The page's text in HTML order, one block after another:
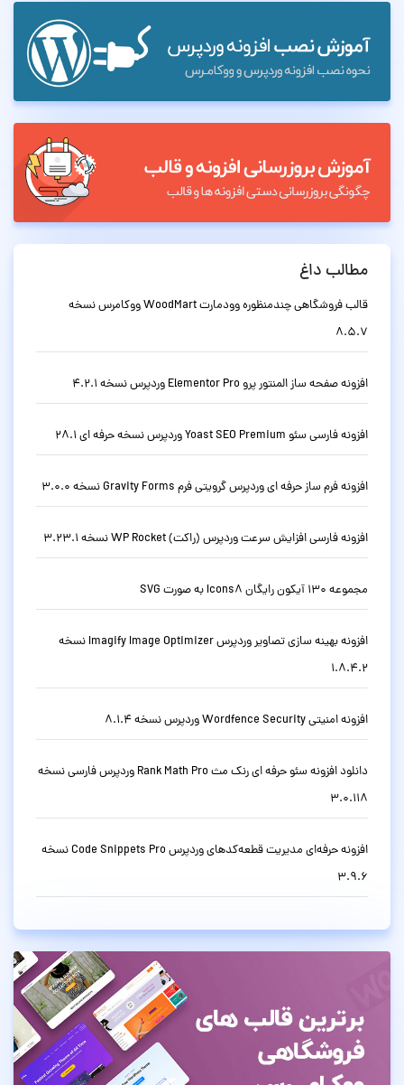
مطالب داغ
قالب فروشگاهی چندمنظوره وودمارت WoodMart ووکامرس نسخه
8.5.7
افزونه صفحه ساز المنتور پرو Elementor Pro وردپرس نسخه 4.2.1
افزونه فارسی سئو Yoast SEO Premium وردپرس نسخه حرفه ای 28.1
افزونه فرم ساز حرفه ای وردپرس گرویتی فرم Gravity Forms نسخه 3.0.0
افزونه فارسی افزایش سرعت وردپرس (راکت) WP Rocket نسخه 3.23.1
مجموعه 130 آیکون رایگان Icons8 به صورت SVG
افزونه بهینه سازی تصاویر وردپرس Imagify Image Optimizer نسخه
1.8.4.2
افزونه امنیتی Wordfence Security وردپرس نسخه 8.1.4
دانلود افزونه سئو حرفه ای رنک مث Rank Math Pro وردپرس فارسی نسخه
3.0.118
افزونه حرفه‌ای مدیریت قطعه‌کدهای وردپرس Code Snippets Pro نسخه
3.9.6